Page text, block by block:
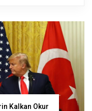
Kalkan Okur